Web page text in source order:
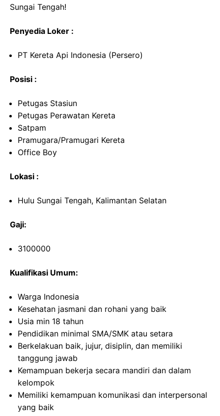
Sungai Tengah!
Penyedia Loker :
PT Kereta Api Indonesia (Persero)
Posisi :
Petugas Stasiun
Petugas Perawatan Kereta
Satpam
Pramugara/Pramugari Kereta
Office Boy
Lokasi :
Hulu Sungai Tengah, Kalimantan Selatan
Gaji:
3100000
Kualifikasi Umum:
Warga Indonesia
Kesehatan jasmani dan rohani yang baik
Usia min 18 tahun
Pendidikan minimal SMA/SMK atau setara
Berkelakuan baik, jujur, disiplin, dan memiliki
tanggung jawab
Kemampuan bekerja secara mandiri dan dalam
kelompok
Memiliki kemampuan komunikasi dan interpersonal
yang baik